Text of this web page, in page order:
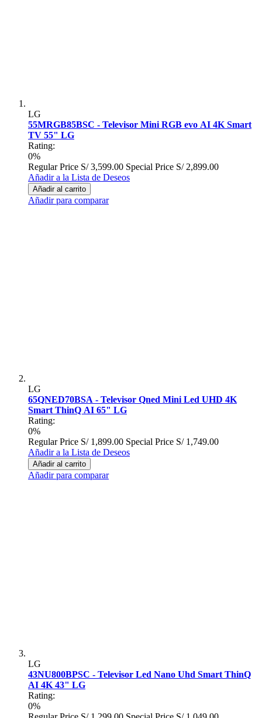
LG
55MRGB85BSC - Televisor Mini RGB evo AI 4K Smart
TV 55" LG
Rating:
0%
Regular Price S/ 3,599.00 Special Price S/ 2,899.00
Añadir a la Lista de Deseos
Añadir al carrito
Añadir para comparar
LG
65QNED70BSA - Televisor Qned Mini Led UHD 4K
Smart ThinQ AI 65" LG
Rating:
0%
Regular Price S/ 1,899.00 Special Price S/ 1,749.00
Añadir a la Lista de Deseos
Añadir al carrito
Añadir para comparar
LG
43NU800BPSC - Televisor Led Nano Uhd Smart ThinQ
AI 4K 43" LG
Rating:
0%